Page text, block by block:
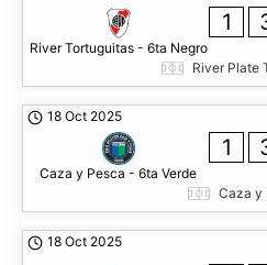
River Tortuguitas - 6ta Negro
1
River Plate
18 Oct 2025
Caza y Pesca - 6ta Verde
1
Caza y
18 Oct 2025